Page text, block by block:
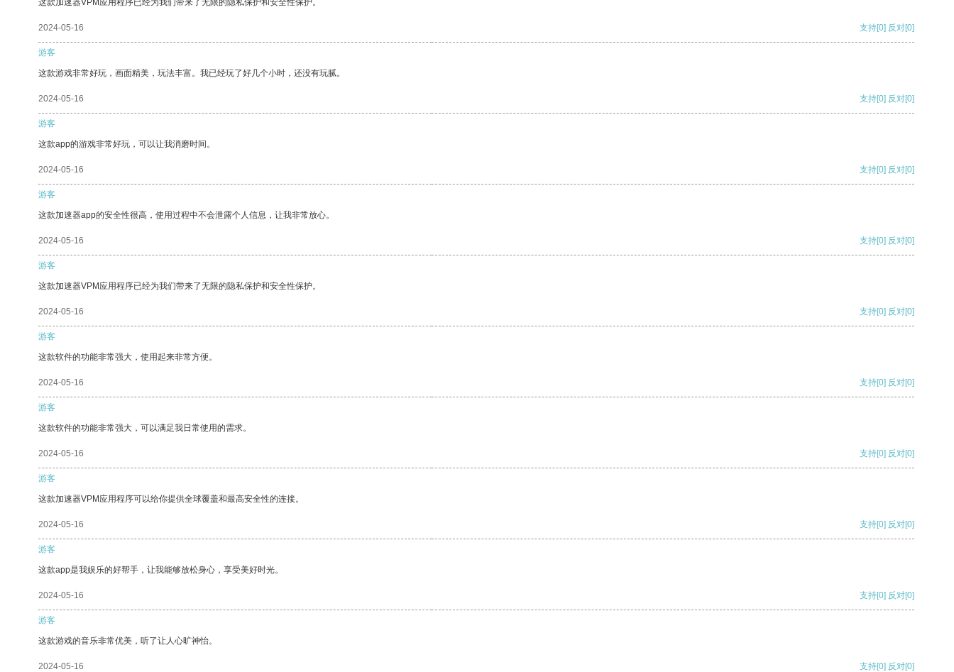
这款加速器VPM应用程序已经为我们带来了无限的隐私保护和安全性保护。
2024-05-16 支持[0] 反对[0]
游客
这款游戏非常好玩，画面精美，玩法丰富。我已经玩了好几个小时，还没有玩腻。
2024-05-16 支持[0] 反对[0]
游客
这款app的游戏非常好玩，可以让我消磨时间。
2024-05-16 支持[0] 反对[0]
游客
这款加速器app的安全性很高，使用过程中不会泄露个人信息，让我非常放心。
2024-05-16 支持[0] 反对[0]
游客
这款加速器VPM应用程序已经为我们带来了无限的隐私保护和安全性保护。
2024-05-16 支持[0] 反对[0]
游客
这款软件的功能非常强大，使用起来非常方便。
2024-05-16 支持[0] 反对[0]
游客
这款软件的功能非常强大，可以满足我日常使用的需求。
2024-05-16 支持[0] 反对[0]
游客
这款加速器VPM应用程序可以给你提供全球覆盖和最高安全性的连接。
2024-05-16 支持[0] 反对[0]
游客
这款app是我娱乐的好帮手，让我能够放松身心，享受美好时光。
2024-05-16 支持[0] 反对[0]
游客
这款游戏的音乐非常优美，听了让人心旷神怡。
2024-05-16 支持[0] 反对[0]